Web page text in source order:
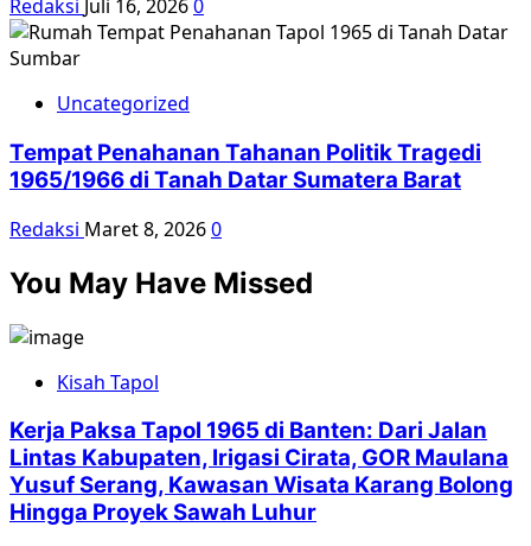
Redaksi Juli 16, 20260
Uncategorized
Tempat Penahanan Tahanan Politik Tragedi
1965/1966 di Tanah Datar Sumatera Barat
Redaksi Maret 8, 20260
You May Have Missed
Kisah Tapol
Kerja Paksa Tapol 1965 di Banten: Dari Jalan
Lintas Kabupaten, Irigasi Cirata, GOR Maulana
Yusuf Serang, Kawasan Wisata Karang Bolong
Hingga Proyek Sawah Luhur